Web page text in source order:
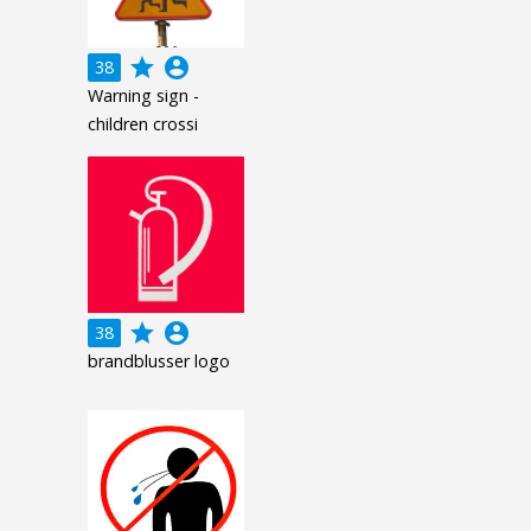
38 grade account_circle
Warning sign -
children crossi
38 grade account_circle
brandblusser logo